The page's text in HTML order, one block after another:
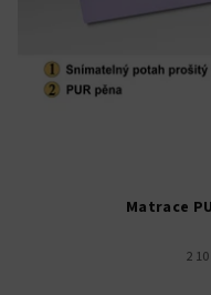
Matrace
2